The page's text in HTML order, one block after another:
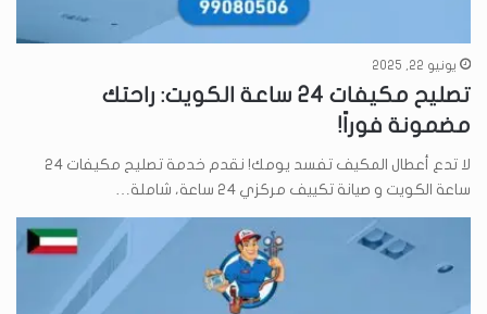
يونيو 22, 2025
تصليح مكيفات 24 ساعة الكويت: راحتك
مضمونة فوراً!
لا تدع أعطال المكيف تفسد يومك! نقدم خدمة تصليح مكيفات 24
ساعة الكويت و صيانة تكييف مركزي ٢٤ ساعة، شاملة…